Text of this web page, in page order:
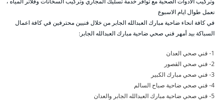
نعمل طوال ايام الاسبوع
في كافة انحاء ضاحية مبارك العبدالله الجابر من خلال فنيين محترفين في كافة اعمال
السباكة بيد أمهر فني صحي ضاحية مبارك العبدالله الجابر:
1- فني صحي العدان
2- فني صحي القصور
3- فني صحي مبارك الكبير
4- فني صحي ضاحية صباح السالم
5- فني صحي ضاحية مبارك العبدالله الجابر والعدان